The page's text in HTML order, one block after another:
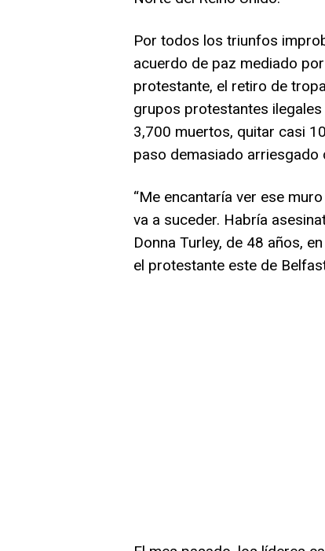
Por todos los triunfos
acuerdo de paz mediado
protestante, el retiro de
grupos protestantes
3,700 muertos, quitar casi
paso demasiado arriesgado
“Me encantaría ver ese
va a suceder. Habría
Donna Turley, de 48 años,
el protestante este de